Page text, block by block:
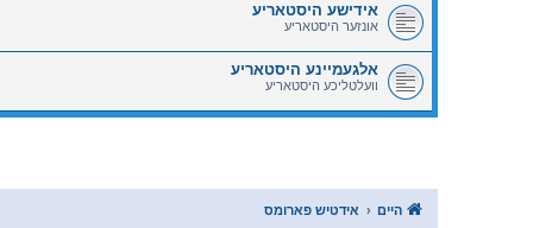
אידישע היסטאריע
אונזער היסטאריע
אלגעמיינע היסטאריע
וועלטליכע היסטאריע
היים אידטיש פארומס